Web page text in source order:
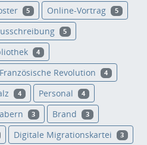
5 Online-Vortrag 5
5
4
Französische Revolution 4
4 Personal 4
3 Brand 3
Digitale Migrationskartei 3